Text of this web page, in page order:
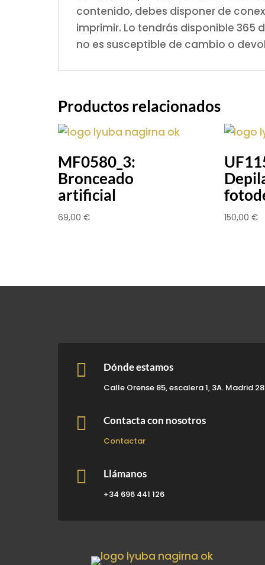
contenido, debes disponer de
imprimir. Lo tendrás disponible
no es susceptible de cambio o
Productos relacionados
MF0580_3:
Bronceado
artificial
69,00 € 150,00 €
 Dónde estamos
Calle Orense 85, escalera 1, 3A. Madrid
 Contacta con nosotros
Contactar
 Llámanos
+34 696 441 126